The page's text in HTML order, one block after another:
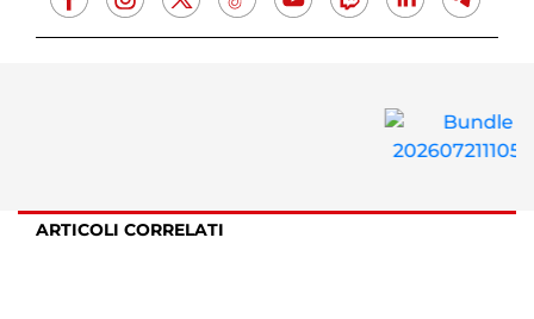
ARTICOLI CORRELATI